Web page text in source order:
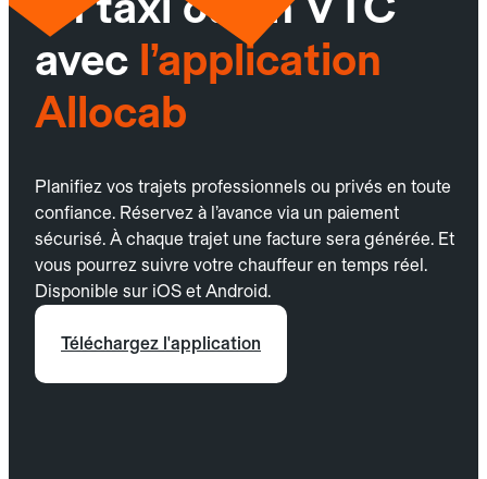
avec l’application
Allocab
Planifiez vos trajets professionnels ou privés en toute
confiance. Réservez à l’avance via un paiement
sécurisé. À chaque trajet une facture sera générée. Et
vous pourrez suivre votre chauffeur en temps réel.
Disponible sur iOS et Android.
Téléchargez l'application